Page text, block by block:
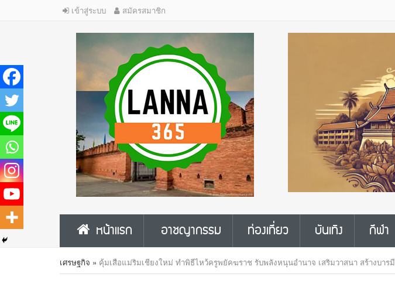
เข้าสู่ระบบ สมัครสมาชิก
หน้าแรก อาชญากรรม ท่องเที่ยว บันเทิง กีฬา
เศรษฐกิจ » คุ้มเสือแม่ริมเชียงใหม่ ทำพิธีไหว้ครูพยัคฆราช รับพลังหนุนอำนาจ เสริมวาสนา สร้างบารมี